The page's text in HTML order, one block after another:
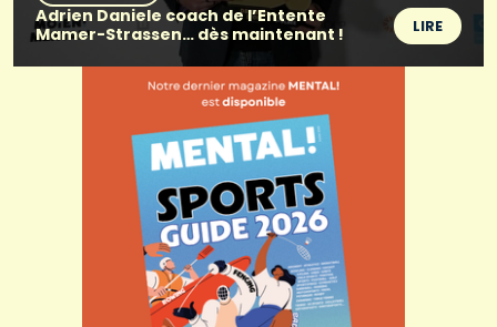
Adrien Daniele coach de l’Entente
Mamer-Strassen… dès maintenant !
LIRE